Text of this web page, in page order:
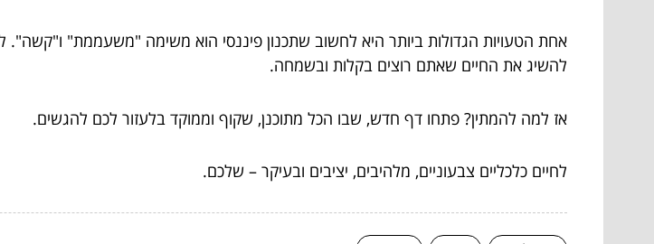
אחת הטעויות הגדולות ביותר היא לחשוב שתכנון פיננסי הוא משימה "משעממת" ו"קשה".
להשיג את החיים שאתם רוצים בקלות ובשמחה.
אז למה להמתין? פתחו דף חדש, שבו הכל מתוכנן, שקוף וממוקד בלעזור לכם להגשים.
לחיים כלכליים צבעוניים, מלהיבים, יציבים ובעיקר – שלכם.